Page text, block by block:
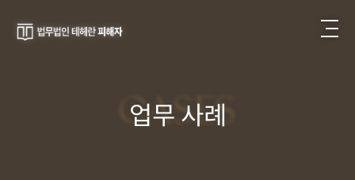
CASES
업무 사례